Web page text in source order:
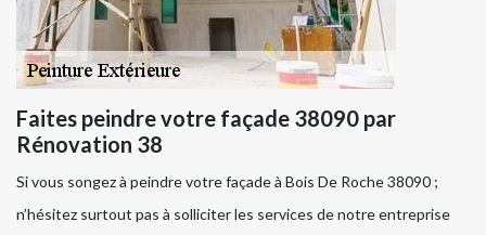
Faites peindre votre façade 38090 par
Rénovation 38
Si vous songez à peindre votre façade à Bois De Roche 38090 ;
n’hésitez surtout pas à solliciter les services de notre entreprise